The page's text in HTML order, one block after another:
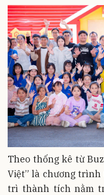
Theo thống kê từ
Việt” là chương
trì thành tích nằm